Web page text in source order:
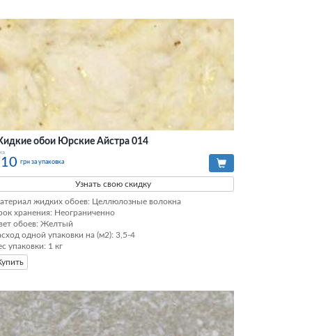
обои Юрские Айстра 014
грн за упаковка
Узнать свою скидку
жидких обоев: Целлюлозные волокна
хранения: Неограниченно
обоев: Желтый
одной упаковки на (м2): 3,5-4
упаковки: 1 кг